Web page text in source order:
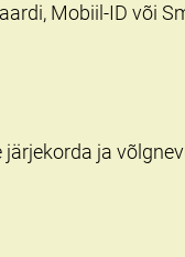
Mobiil-ID või
ja